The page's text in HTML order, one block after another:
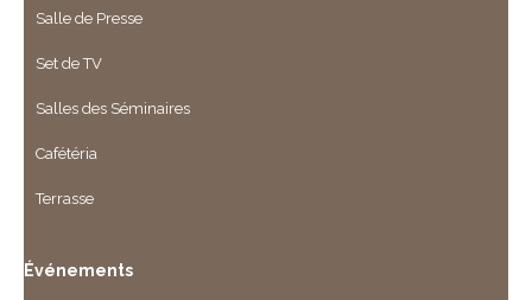
Salle de Presse
Set de TV
Salles des Séminaires
Cafétéria
Terrasse
Événements